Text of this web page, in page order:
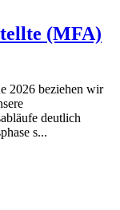
(MFA)
2026 beziehen wir
deutlich
s...